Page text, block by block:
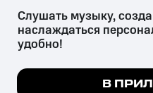
психотропных веществ, их
их незаконный оборот
Мы используем куки,
Слушать музыку,
наслаждаться
удобно!
В